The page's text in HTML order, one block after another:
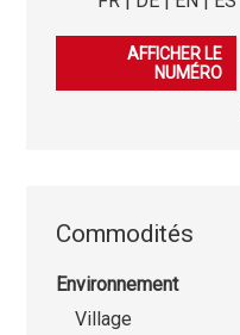
079 396 50 41
AFFICHER LE
NUMÉRO
Commodités
Environnement
Village